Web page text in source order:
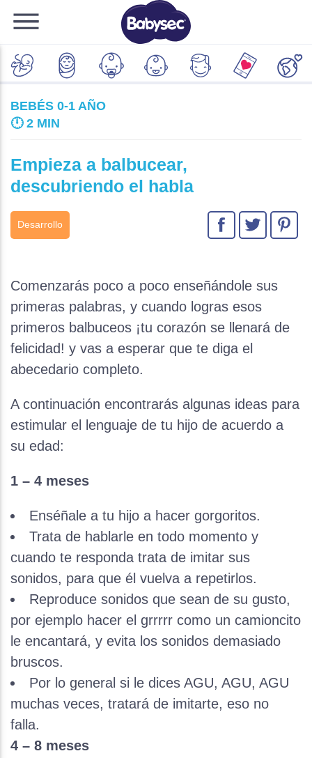
BEBÉS 0-1 AÑO
🕛 2 MIN
Empieza a balbucear,
descubriendo el habla
Desarrollo
Comenzarás poco a poco enseñándole sus
primeras palabras, y cuando logras esos
primeros balbuceos ¡tu corazón se llenará de
felicidad! y vas a esperar que te diga el
abecedario completo.
A continuación encontrarás algunas ideas para
estimular el lenguaje de tu hijo de acuerdo a
su edad:
1 – 4 meses
Enséñale a tu hijo a hacer gorgoritos.
Trata de hablarle en todo momento y
cuando te responda trata de imitar sus
sonidos, para que él vuelva a repetirlos.
Reproduce sonidos que sean de su gusto,
por ejemplo hacer el grrrrr como un camioncito
le encantará, y evita los sonidos demasiado
bruscos.
Por lo general si le dices AGU, AGU, AGU
muchas veces, tratará de imitarte, eso no
falla.
4 – 8 meses